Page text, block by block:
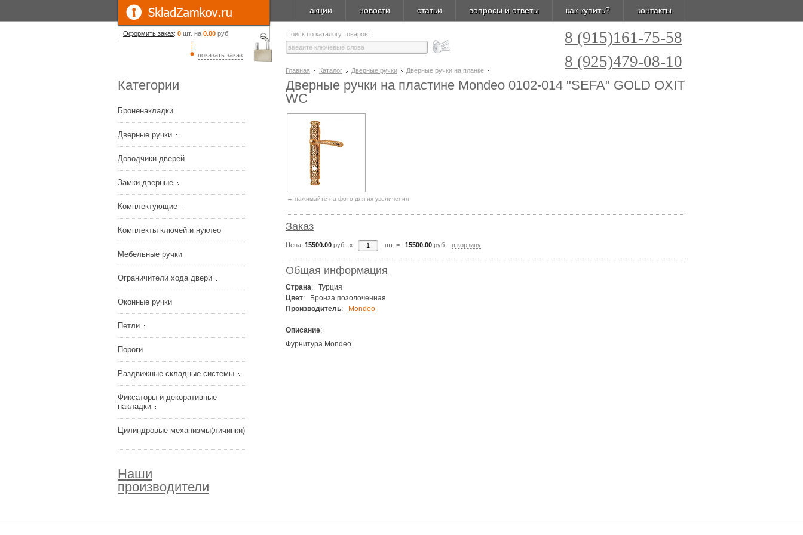
Оформить заказ: 0 шт. на 0.00 руб.
показать заказ
акции новости статьи вопросы и ответы как купить? контакты
Поиск по каталогу товаров:
8 (915)161-75-58
8 (925)479-08-10
Категории
Броненакладки
Дверные ручки
Доводчики дверей
Замки дверные
Комплектующие
Комплекты ключей и нуклео
Мебельные ручки
Ограничители хода двери
Оконные ручки
Петли
Пороги
Раздвижные-складные системы
Фиксаторы и декоративные
накладки
Цилиндровые механизмы(личинки)
Наши
производители
Главная Каталог Дверные ручки Дверные ручки на планке
Дверные ручки на пластине Mondeo 0102-014 "SEFA" GOLD OXIT
WC
→ нажимайте на фото для их увеличения
Заказ
Цена: 15500.00 руб. x шт. = 15500.00 руб. в корзину
Общая информация
Страна: Турция
Цвет: Бронза позолоченная
Производитель: Mondeo
Описание:
Фурнитура Mondeo